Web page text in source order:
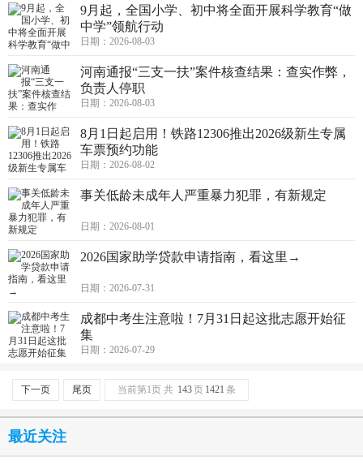
9月起，全国小学、初中将全面开展科学教育“做
中学”领航行动
日期：2026-08-03
河南通报“三支一扶”案件核查结果：查实作弊，
负责人停职
日期：2026-08-03
8月1日起启用！铁路12306推出2026级新生专属
车票预约功能
日期：2026-08-02
事关低龄未成年人严重暴力犯罪，有新规定
日期：2026-08-01
2026国家助学贷款申请指南，看这里→
日期：2026-07-31
成都中考生注意啦！7月31日起这批志愿开始征
集
日期：2026-07-29
下一页 尾页 当前第1页 共 143页 1421 条
最近关注